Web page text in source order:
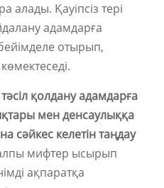
алады. Қауіпсіз тері
адамдарға
отырып,
тәсіл қолдану адамдарға
мен денсаулыққа
сәйкес келетін таңдау
мифтер ысырып
ақпаратқа